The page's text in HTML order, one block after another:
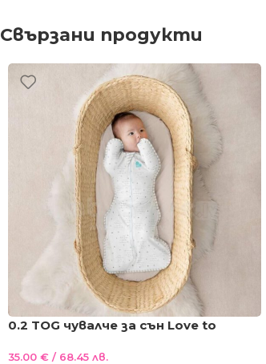
Свързани продукти
0.2 TOG чувалче за сън Love to
35.00 € / 68.45 лв.